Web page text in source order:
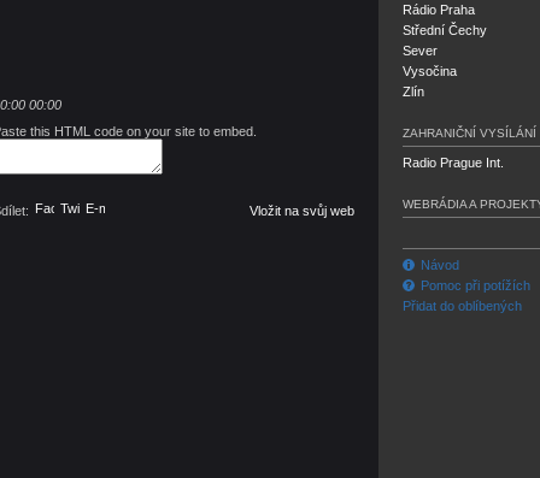
00:00
this HTML code on your site to embed.
Facebook
TwitterE-mail Vložit na svůj web
Rádio Praha
Střední Čechy
Sever
Vysočina
Zlín
ZAHRANIČNÍ VYSÍLÁNÍ
Radio Prague Int.
WEBRÁDIA A
Návod
Pomoc při potížích
Přidat do oblíbených